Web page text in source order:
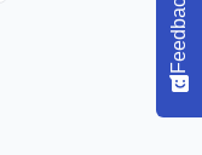
Feedback